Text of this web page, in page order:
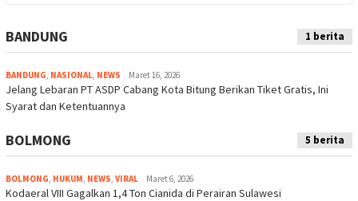
Indeks
BANDUNG 1 berita
BANDUNG, NASIONAL, NEWS Maret 16, 2026
Jelang Lebaran PT ASDP Cabang Kota Bitung Berikan Tiket Gratis, Ini
Syarat dan Ketentuannya
BOLMONG 5 berita
BOLMONG HUKUM NEWS VIRAL Maret 6, 2026
Kodaeral VIII Gagalkan 1,4 Ton Cianida di Perairan Sulawesi